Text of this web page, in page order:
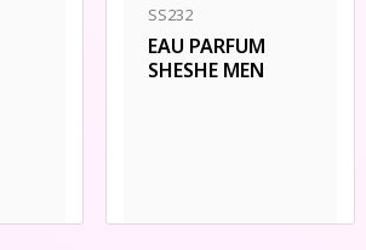
SS232
EAU PARFUM
SHESHE MEN